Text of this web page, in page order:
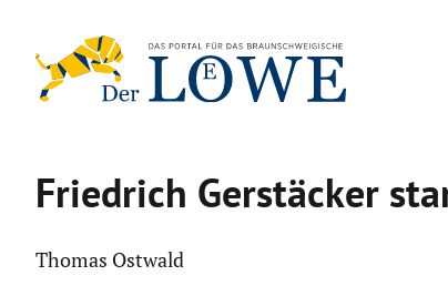
Inhalt
springen
Friedrich Gerstä­cker
Thomas Ostwald